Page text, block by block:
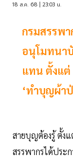
18 ส.ค. 68 | 23:03 น.
กรมสรรพา
อนุโมทนา
แทน ตั้งแต่
‘ทำบุญผ้า
สายบุญต้องรู้ ตั้ง
สรรพากรได้ประ